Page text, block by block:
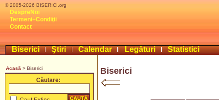
© 2005-2026 BISERICI.org
DespreNoi
Termeni+Condiţii
Contact
Biserici Ştiri Calendar Legături Statistici
Acasă > Biserici
Căutare:
Biserici